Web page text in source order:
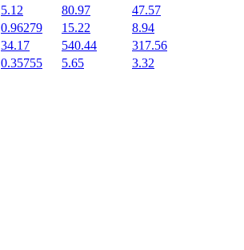
5.12 80.97
47.57
0.96279 15.22
8.94
34.17 540.44
317.56
0.35755 5.65
3.32